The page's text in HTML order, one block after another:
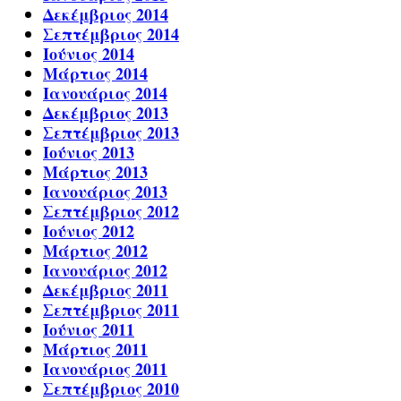
Δεκέμβριος 2014
Σεπτέμβριος 2014
Ιούνιος 2014
Μάρτιος 2014
Ιανουάριος 2014
Δεκέμβριος 2013
Σεπτέμβριος 2013
Ιούνιος 2013
Μάρτιος 2013
Ιανουάριος 2013
Σεπτέμβριος 2012
Ιούνιος 2012
Μάρτιος 2012
Ιανουάριος 2012
Δεκέμβριος 2011
Σεπτέμβριος 2011
Ιούνιος 2011
Μάρτιος 2011
Ιανουάριος 2011
Σεπτέμβριος 2010